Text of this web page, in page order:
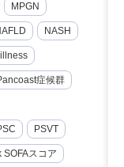
MPGN
NASH
症候群
PSVT
SOFAスコア